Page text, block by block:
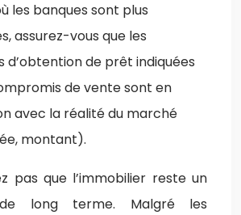
les banques sont plus
assurez-vous que les
d’obtention de prêt indiquées
de vente sont en
avec la réalité du marché
montant).
pas que l’immobilier reste un
long terme. Malgré les